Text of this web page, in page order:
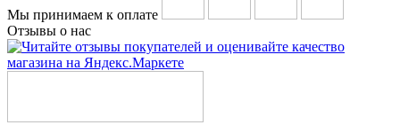
Мы принимаем к оплате
Отзывы о нас